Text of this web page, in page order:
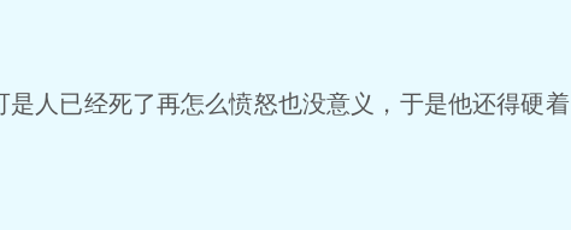
人已经死了再怎么愤怒也没意义，于是他还得硬着